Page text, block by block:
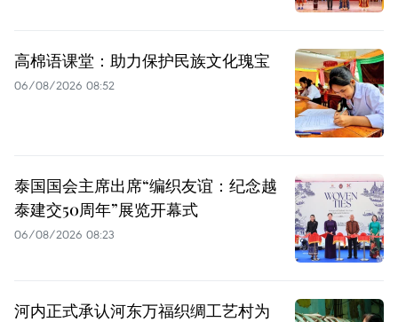
高棉语课堂：助力保护民族文化瑰宝
06/08/2026 08:52
泰国国会主席出席“编织友谊：纪念越
泰建交50周年”展览开幕式
06/08/2026 08:23
河内正式承认河东万福织绸工艺村为